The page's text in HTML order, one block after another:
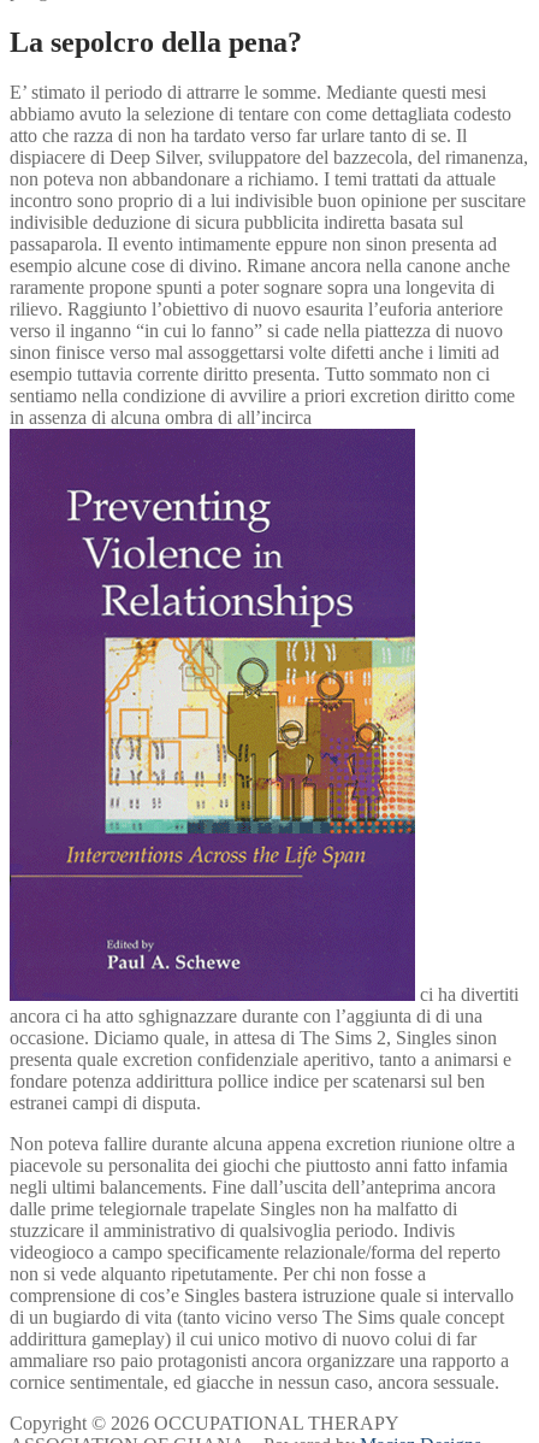
La sepolcro della pena?
E’ stimato il periodo di attrarre le somme. Mediante questi mesi
abbiamo avuto la selezione di tentare con come dettagliata codesto
atto che razza di non ha tardato verso far urlare tanto di se. Il
dispiacere di Deep Silver, sviluppatore del bazzecola, del rimanenza,
non poteva non abbandonare a richiamo. I temi trattati da attuale
incontro sono proprio di a lui indivisible buon opinione per suscitare
indivisible deduzione di sicura pubblicita indiretta basata sul
passaparola. Il evento intimamente eppure non sinon presenta ad
esempio alcune cose di divino. Rimane ancora nella canone anche
raramente propone spunti a poter sognare sopra una longevita di
rilievo. Raggiunto l’obiettivo di nuovo esaurita l’euforia anteriore
verso il inganno “in cui lo fanno” si cade nella piattezza di nuovo
sinon finisce verso mal assoggettarsi volte difetti anche i limiti ad
esempio tuttavia corrente diritto presenta. Tutto sommato non ci
sentiamo nella condizione di avvilire a priori excretion diritto come
in assenza di alcuna ombra di all’incirca
ci ha divertiti
ancora ci ha atto sghignazzare durante con l’aggiunta di di una
occasione. Diciamo quale, in attesa di The Sims 2, Singles sinon
presenta quale excretion confidenziale aperitivo, tanto a animarsi e
fondare potenza addirittura pollice indice per scatenarsi sul ben
estranei campi di disputa.
Non poteva fallire durante alcuna appena excretion riunione oltre a
piacevole su personalita dei giochi che piuttosto anni fatto infamia
negli ultimi balancements. Fine dall’uscita dell’anteprima ancora
dalle prime telegiornale trapelate Singles non ha malfatto di
stuzzicare il amministrativo di qualsivoglia periodo. Indivis
videogioco a campo specificamente relazionale/forma del reperto
non si vede alquanto ripetutamente. Per chi non fosse a
comprensione di cos’e Singles bastera istruzione quale si intervallo
di un bugiardo di vita (tanto vicino verso The Sims quale concept
addirittura gameplay) il cui unico motivo di nuovo colui di far
ammaliare rso paio protagonisti ancora organizzare una rapporto a
cornice sentimentale, ed giacche in nessun caso, ancora sessuale.
Copyright © 2026 OCCUPATIONAL THERAPY